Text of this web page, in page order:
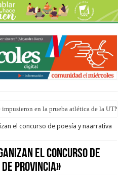
en la prueba atlética de la
años de Aníbal Sampayo
el concurso de poesía y naarrativa
el concurso de
Provincia»